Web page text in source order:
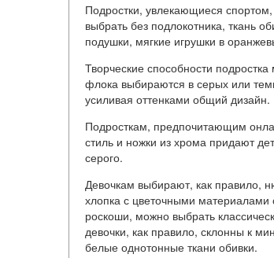
Подростки, увлекающиеся спортом,
выбрать без подлокотника, ткань
подушки, мягкие игрушки в
Творческие способности
флока выбираются в серых или
усиливая оттенками общий дизайн.
Подросткам, предпочитающим
стиль и ножки из хрома придают
серого.
Девочкам выбирают, как правило,
хлопка с цветочными материалами
роскоши, можно выбрать
девочки, как правило, склонны к
белые однотонные ткани обивки.